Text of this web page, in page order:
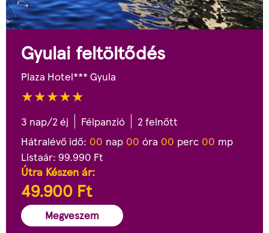
Gyulai feltöltődés
Plaza Hotel*** Gyula
3 nap/2 éj Félpanzió
2 felnőtt
Hátralévő idő: 00 nap 00 óra 00 perc 00 mp
Listaár: 99.990 Ft
Útra Készen ár:
49.900 Ft
Megveszem